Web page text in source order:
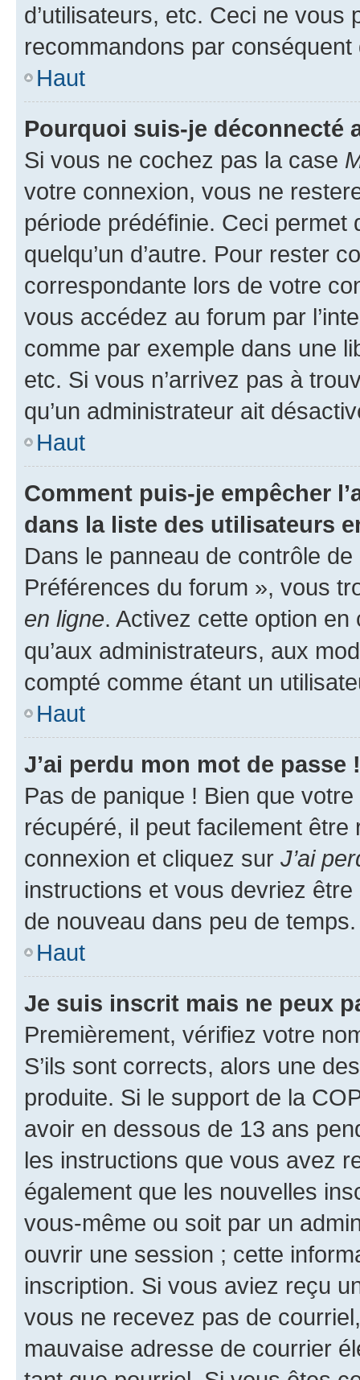
d’utilisateurs, etc. Ceci ne vous
recommandons par conséquent
Haut
Pourquoi suis-je déconnecté
Si vous ne cochez pas la case
votre connexion, vous ne
période prédéfinie. Ceci permet
quelqu’un d’autre. Pour rester
correspondante lors de votre
vous accédez au forum par
comme par exemple dans une
etc. Si vous n’arrivez pas à
qu’un administrateur ait
Haut
Comment puis-je empêcher
dans la liste des utilisateurs
Dans le panneau de contrôle
Préférences du forum », vous
en ligne. Activez cette option
qu’aux administrateurs, aux
compté comme étant un
Haut
J’ai perdu mon mot de passe !
Pas de panique ! Bien que
récupéré, il peut facilement
connexion et cliquez sur J’ai
instructions et vous devriez
de nouveau dans peu de temps.
Haut
Je suis inscrit mais ne peux
Premièrement, vérifiez votre
S’ils sont corrects, alors une
produite. Si le support de la
avoir en dessous de 13 ans
les instructions que vous avez
également que les nouvelles
vous-même ou soit par un
ouvrir une session ; cette
inscription. Si vous aviez reçu
vous ne recevez pas de
mauvaise adresse de courrier